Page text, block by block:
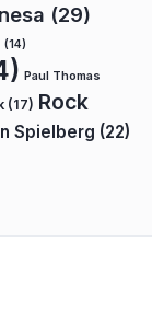
(29)
(14)
Paul Thomas
(17) Rock
Spielberg (22)